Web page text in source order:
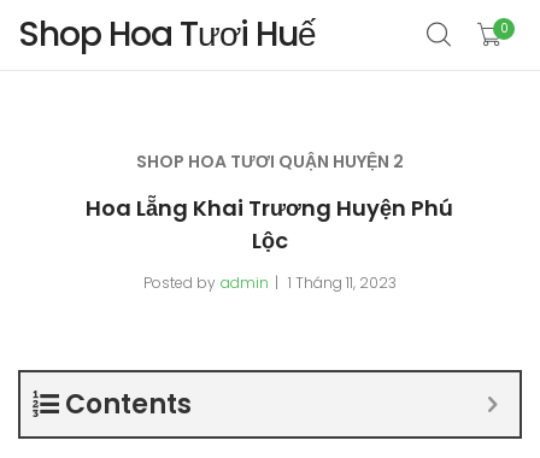
Shop Hoa Tươi Huế 0
SHOP HOA TƯƠI QUẬN HUYỆN 2
Hoa Lẵng Khai Trương Huyện Phú
Lộc
Posted by admin 1 Tháng 11, 2023
Contents